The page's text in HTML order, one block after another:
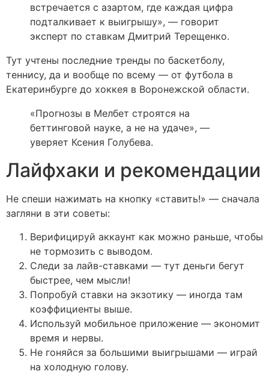
встречается с азартом, где каждая цифра
подталкивает к выигрышу», — говорит
эксперт по ставкам Дмитрий Терещенко.
Тут учтены последние тренды по баскетболу,
теннису, да и вообще по всему — от футбола в
Екатеринбурге до хоккея в Воронежской области.
«Прогнозы в Мелбет строятся на
беттинговой науке, а не на удаче», —
уверяет Ксения Голубева.
Лайфхаки и рекомендации
Не спеши нажимать на кнопку «ставить!» — сначала
загляни в эти советы:
Верифицируй аккаунт как можно раньше, чтобы
не тормозить с выводом.
Следи за лайв-ставками — тут деньги бегут
быстрее, чем мысли!
Попробуй ставки на экзотику — иногда там
коэффициенты выше.
Используй мобильное приложение — экономит
время и нервы.
Не гоняйся за большими выигрышами — играй
на холодную голову.